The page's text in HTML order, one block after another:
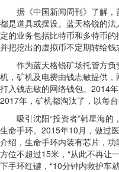
据《中国新闻周刊》了解，
都是道具或摆设。蓝天格锐的
定的业务包括比特币和多特币
并把挖出的虚拟币不定期转给钱
作为蓝天格锐矿场托管方负
机，矿机及电费由钱志敏提供
打入钱志敏的网络钱包。2014
2017年，矿机都淘汰了，以每
吸引沈阳“投资者”韩星海的
生命手环。2015年10月，做过
介绍，生命手环内装有芯片，
方位不超过15米，“从此不再让
下手环红键，“10分钟内救护车就